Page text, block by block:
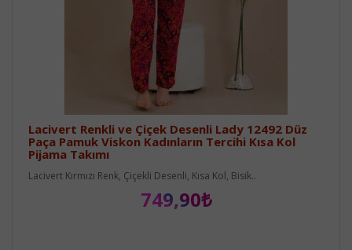
Lacivert Renkli ve Çiçek Desenli Lady 12492 Düz
Paça Pamuk Viskon Kadınların Tercihi Kısa Kol
Pijama Takımı
Lacivert Kırmızı Renk, Çiçekli Desenli, Kısa Kol, Bisik..
749,90₺